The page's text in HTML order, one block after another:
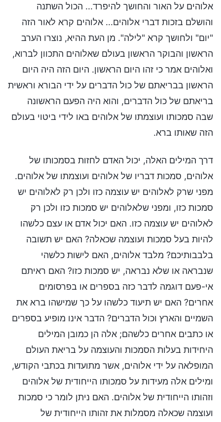
אלוהים על האור והחושך להיפרד... הכול השתנה
והושלם בזכות דברי אלוהים... אלוהים קרא לאור הזה
"יום" ולחושך קרא "לילה". מן העת ההיא, נוצרו הערב
הראשון והבוקר הראשון בעולם שאלוהים התכוון לברוא,
ואלוהים אמר כי זהו היום הראשון. היום הזה היה היום
הראשון בבריאתם של כול הדברים על ידי הבורא וראשית
בריאתם של כול הדברים, והוא היה הפעם הראשונה
שבה סמכותו ועוצמתו של אלוהים באו לידי ביטוי בעולם
הזה שאותו ברא.
דרך המילים האלה, יכול האדם לחזות בסמכותו של
אלוהים, סמכות דבריו של אלוהים ועוצמתו של אלוהים.
מפני שרק לאלוהים יש עוצמה כזו ולכן רק לאלוהים יש
סמכות כזו, ומפני שלאלוהים יש סמכות כזו ולכן רק
לאלוהים יש עוצמה כזו. האם יכול אדם או עצם כלשהו
להיות בעל סמכות ועוצמה שכאלה? האם יש תשובה
בלבבותיכם? מלבד אלוהים, האם לישות כלשהי
שנבראה או שלא נבראה, יש סמכות כזו? האם ראיתם
אי-פעם דוגמה לדבר כזה בספרים או בפרסומים
אחרים? האם יש תיעוד כלשהו על כך שמישהו ברא את
השמיים והארץ וכול הדברים? הדבר אינו מופיע בספרים
או כתבים אחרים כלשהם; אלה הן כמובן המילים
היחידות בעלות הסמכות והעוצמה על בריאת העולם
המופלאה על ידי אלוהים, אשר מתועדות בכתבי הקודש,
ומילים אלה מעידות על סמכותו הייחודית של אלוהים
וזהותו הייחודית של אלוהים. האם ניתן לומר כי סמכות
ועוצמה שכאלה מסמלות את זהותו הייחודית של